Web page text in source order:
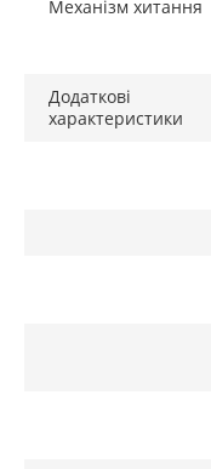
Механізм хитання
Додаткові
характеристики